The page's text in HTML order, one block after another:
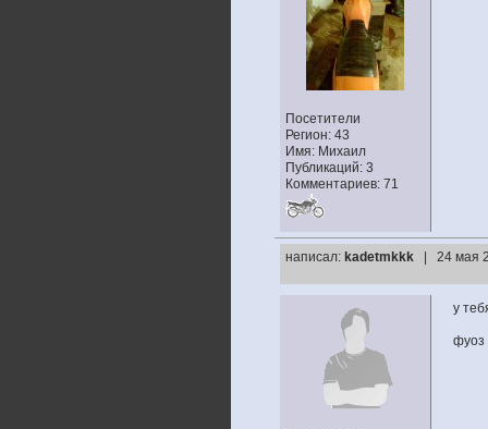
Посетители
Регион: 43
Имя: Михаил
Публикаций: 3
Комментариев: 71
написал: kadetmkkk | 24 мая
у
фуоз